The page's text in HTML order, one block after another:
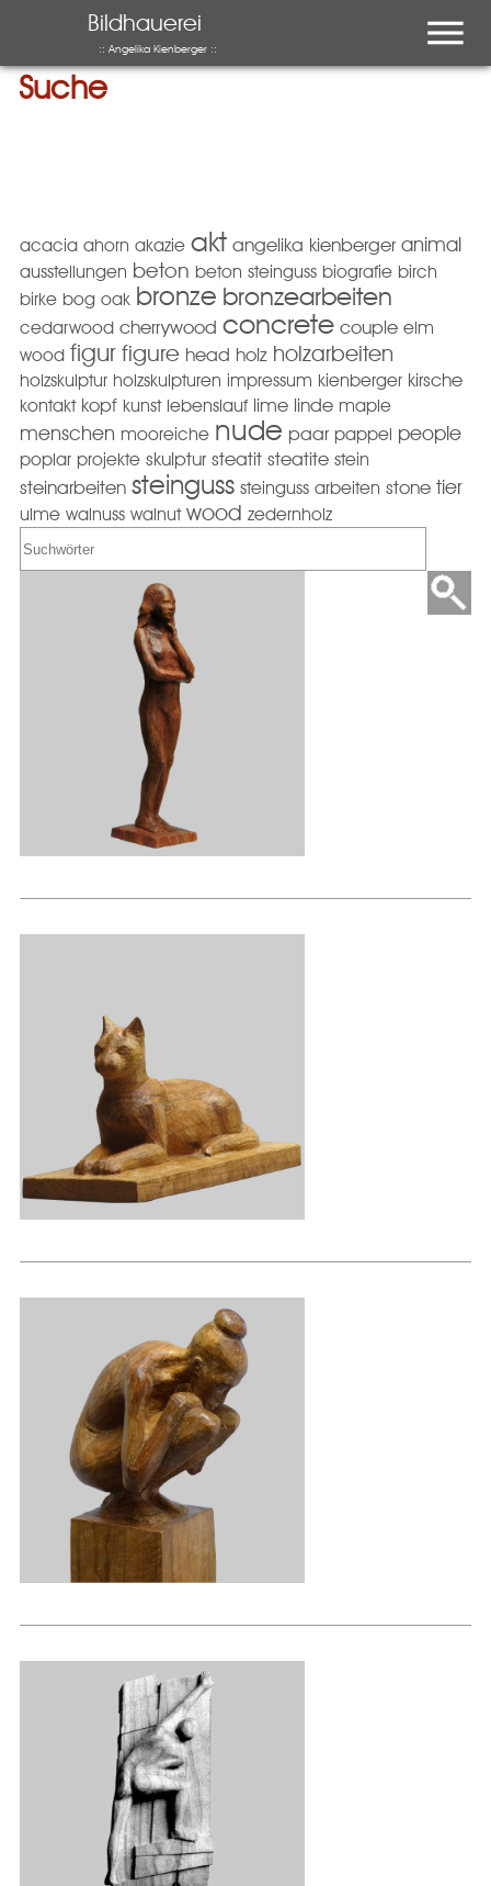
Bildhauerei
:: Angelika Kienberger ::
Suche
acacia ahorn akazie akt angelika kienberger animal
ausstellungen beton beton steinguss biografie birch
birke bog oak bronze bronzearbeiten
cedarwood cherrywood concrete couple elm
wood figur figure head holz holzarbeiten
holzskulptur holzskulpturen impressum kienberger kirsche
kontakt kopf kunst lebenslauf lime linde maple
menschen mooreiche nude paar pappel people
poplar projekte skulptur steatit steatite stein
steinarbeiten steinguss steinguss arbeiten stone tier
ulme walnuss walnut wood zedernholz